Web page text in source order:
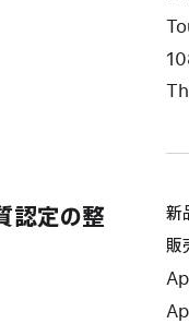
認定の整
新
販